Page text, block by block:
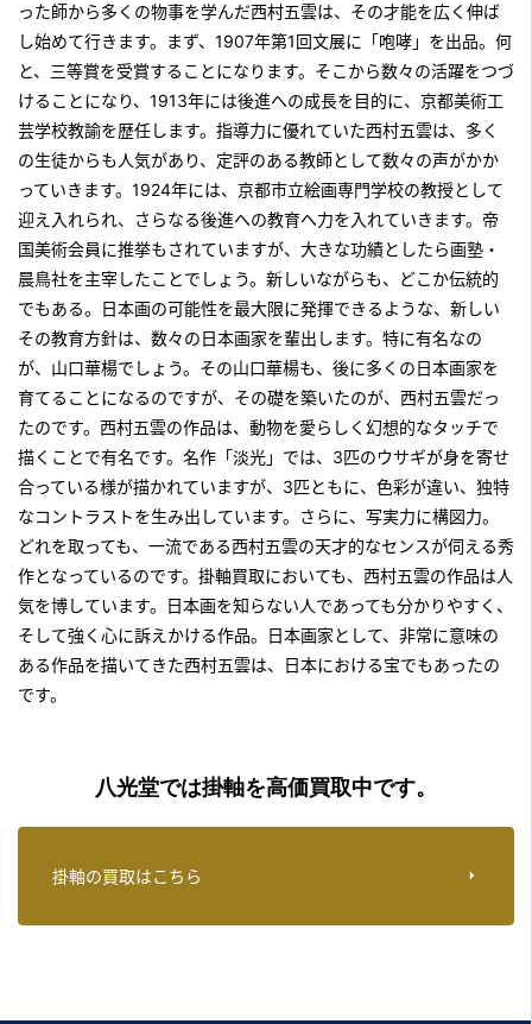
った師から多くの物事を学んだ西村五雲は、その才能を広く伸ば
し始めて行きます。まず、1907年第1回文展に「咆哮」を出品。何
と、三等賞を受賞することになります。そこから数々の活躍をつづ
けることになり、1913年には後進への成長を目的に、京都美術工
芸学校教諭を歴任します。指導力に優れていた西村五雲は、多く
の生徒からも人気があり、定評のある教師として数々の声がかか
っていきます。1924年には、京都市立絵画専門学校の教授として
迎え入れられ、さらなる後進への教育へ力を入れていきます。帝
国美術会員に推挙もされていますが、大きな功績としたら画塾・
晨鳥社を主宰したことでしょう。新しいながらも、どこか伝統的
でもある。日本画の可能性を最大限に発揮できるような、新しい
その教育方針は、数々の日本画家を輩出します。特に有名なの
が、山口華楊でしょう。その山口華楊も、後に多くの日本画家を
育てることになるのですが、その礎を築いたのが、西村五雲だっ
たのです。西村五雲の作品は、動物を愛らしく幻想的なタッチで
描くことで有名です。名作「淡光」では、3匹のウサギが身を寄せ
合っている様が描かれていますが、3匹ともに、色彩が違い、独特
なコントラストを生み出しています。さらに、写実力に構図力。
どれを取っても、一流である西村五雲の天才的なセンスが伺える秀
作となっているのです。掛軸買取においても、西村五雲の作品は人
気を博しています。日本画を知らない人であっても分かりやすく、
そして強く心に訴えかける作品。日本画家として、非常に意味の
ある作品を描いてきた西村五雲は、日本における宝でもあったの
です。
八光堂では掛軸を高価買取中です。
掛軸の買取はこちら